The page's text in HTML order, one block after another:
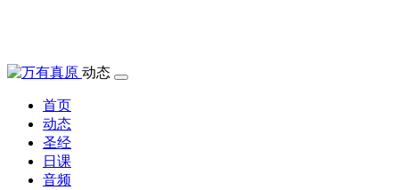
动态
首页
动态
圣经
日课
音频